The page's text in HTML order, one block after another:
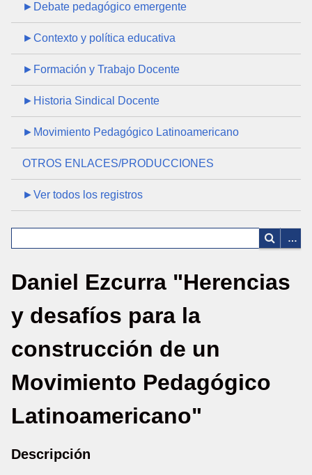
►Debate pedagógico emergente
►Contexto y política educativa
►Formación y Trabajo Docente
►Historia Sindical Docente
►Movimiento Pedagógico Latinoamericano
OTROS ENLACES/PRODUCCIONES
►Ver todos los registros
Daniel Ezcurra "Herencias
y desafíos para la
construcción de un
Movimiento Pedagógico
Latinoamericano"
Descripción